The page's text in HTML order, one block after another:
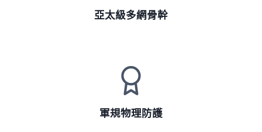
亞太級多網骨幹
軍規物理防護